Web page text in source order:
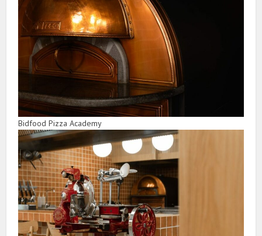
Bidfood Pizza Academy